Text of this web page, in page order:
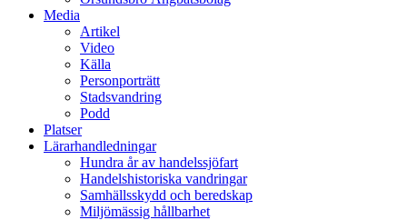
Media
Artikel
Video
Källa
Personporträtt
Stadsvandring
Podd
Platser
Lärarhandledningar
Hundra år av handelssjöfart
Handelshistoriska vandringar
Samhällsskydd och beredskap
Miljömässig hållbarhet